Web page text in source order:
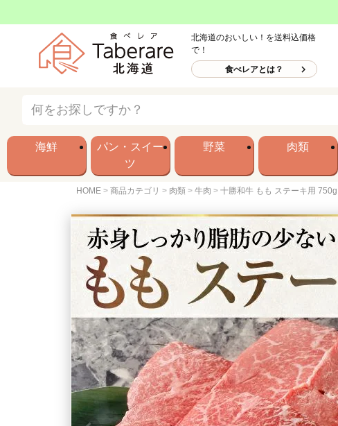
北海道のおいしい！を送料込価格
で！
食べレアとは？
海鮮
パン・スイー
ツ
野菜 肉類
HOME 商品カテゴリ 肉類 牛肉 十勝和牛 もも ステーキ用 750g